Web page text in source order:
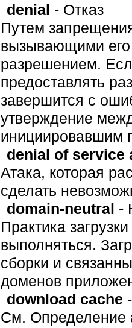
denial - Отказ
Путем
вызывающими
разрешением.
предоставлять
завершится с
утверждение
инициировавшим
denial of service
Атака, которая
сделать
domain-neutral -
Практика
выполняться.
сборки и
доменов
download cache -
См. Определение